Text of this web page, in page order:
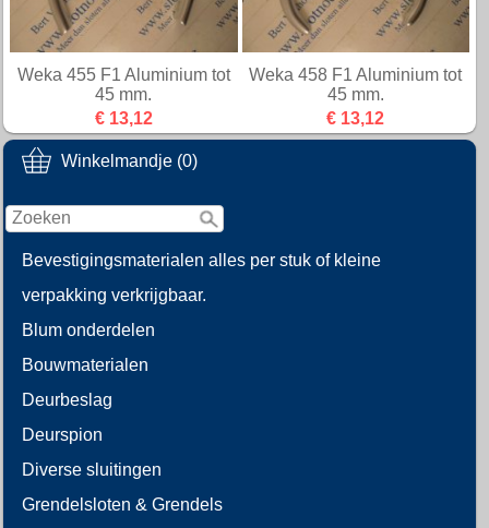
Winkelmandje (0)
Bevestigingsmaterialen alles per stuk of kleine
verpakking verkrijgbaar.
Blum onderdelen
Bouwmaterialen
Deurbeslag
Deurspion
Diverse sluitingen
Grendelsloten & Grendels
Weka 455 F1 Aluminium tot
45 mm.
€ 13,12
Weka 458 F1 Aluminium tot
45 mm.
€ 13,12